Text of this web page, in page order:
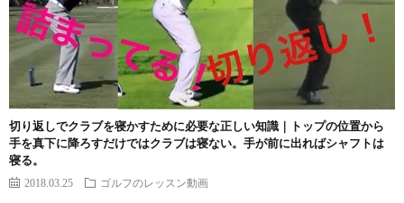
切り返しでクラブを寝かすために必要な正しい知識｜トップの位置から
手を真下に降ろすだけではクラブは寝ない。手が前に出ればシャフトは
寝る。
2018.03.25 ゴルフのレッスン動画